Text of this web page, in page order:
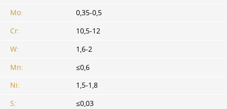
Mo:
0,35-0,5
Cr:
10,5-12
W:
1,6-2
Mn:
≤0,6
Ni:
1,5-1,8
S:
≤0,03